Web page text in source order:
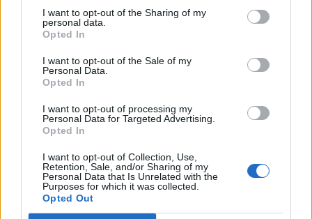
I want to opt-out of the Sharing of my
personal data.
Opted In
I want to opt-out of the Sale of my
Personal Data.
Opted In
I want to opt-out of processing my
Personal Data for Targeted Advertising.
Opted In
I want to opt-out of Collection, Use,
Retention, Sale, and/or Sharing of my
Personal Data that Is Unrelated with the
Purposes for which it was collected.
Opted Out
154 1
Ranking de POLE TOP Música